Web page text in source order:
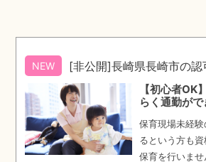
NEW [非公開]長崎県長崎市の認
【初心者OK
らく通勤がで
保育現場未経
るという方も
保育を行いま